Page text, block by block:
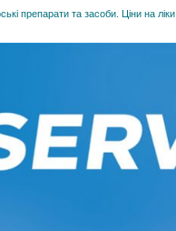
препарати та засоби. Ціни на ліки